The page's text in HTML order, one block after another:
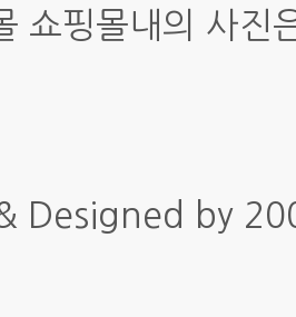
쇼핑몰내의 사진
Designed by